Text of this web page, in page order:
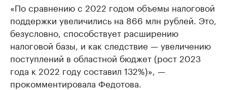
«По сравнению с 2022 годом объемы налоговой
поддержки увеличились на 866 млн рублей. Это,
безусловно, способствует расширению
налоговой базы, и как следствие — увеличению
поступлений в областной бюджет (рост 2023
года к 2022 году составил 132%)», —
прокомментировала Федотова.